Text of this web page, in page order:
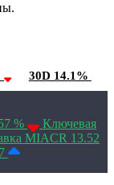
30D 14.1%
%
Ключевая
MIACR 13.52